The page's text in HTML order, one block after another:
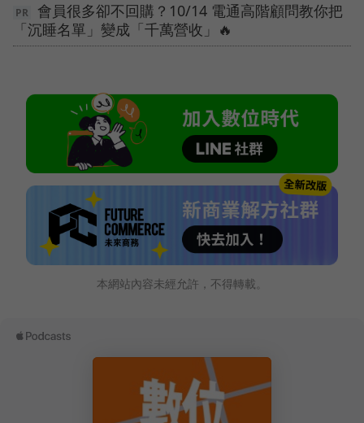
會員很多卻不回購？10/14 電通高階顧問教你把
「沉睡名單」變成「千萬營收」🔥
本網站內容未經允許，不得轉載。